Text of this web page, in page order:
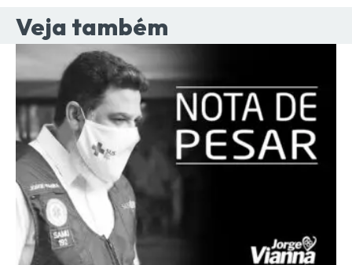
Veja também